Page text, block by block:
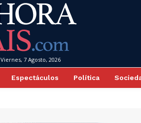
Viernes, 7 Agosto, 2026
Espectáculos Política